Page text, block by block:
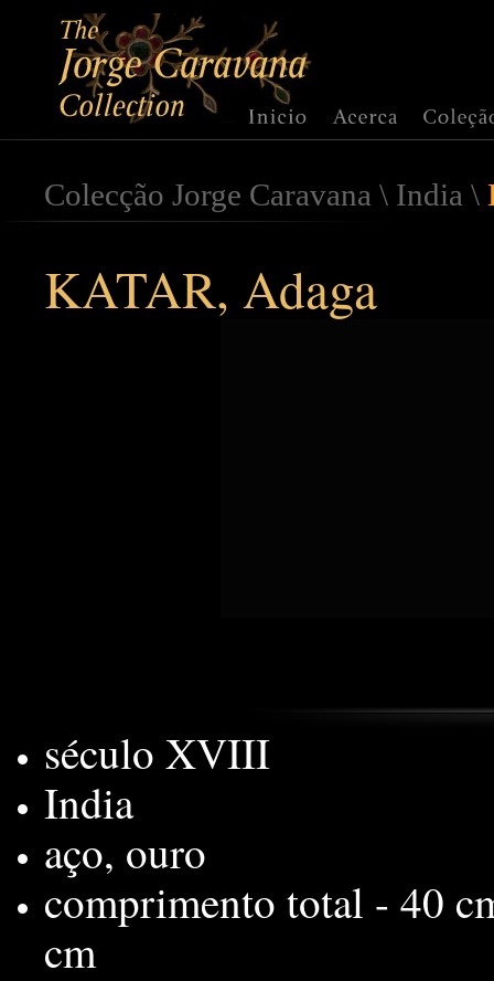
Colecção Jorge Caravana \ India \
KATAR, Adaga
século XVIII
India
aço, ouro
comprimento total - 40
cm